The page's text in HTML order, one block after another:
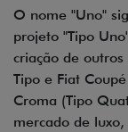
O nome "Uno"
projeto "Tipo
criação de
Tipo e Fiat
Croma (Tipo
mercado de